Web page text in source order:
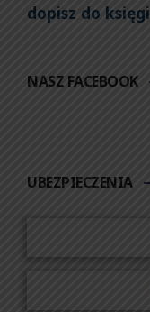
dopisz do księgi
NASZ FACEBOOK
UBEZPIECZENIA